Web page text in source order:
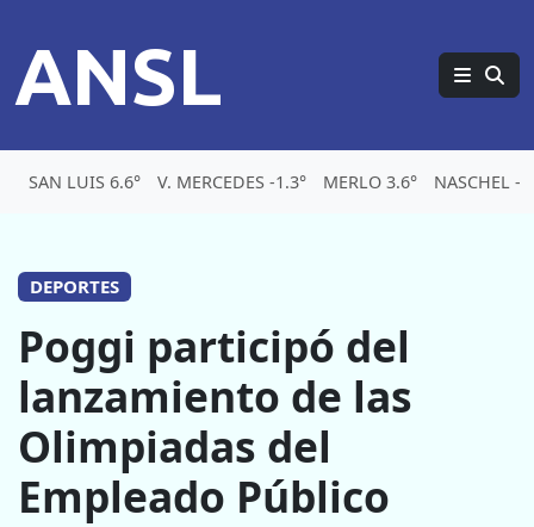
ANSL
SAN LUIS 6.6° V. MERCEDES -1.3° MERLO 3.6° NASCHEL -
DEPORTES
Poggi participó del
lanzamiento de las
Olimpiadas del
Empleado Público